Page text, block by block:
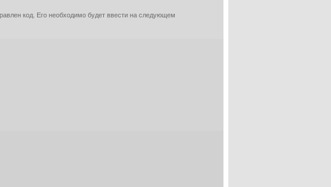
код. Его необходимо будет ввести на следующем